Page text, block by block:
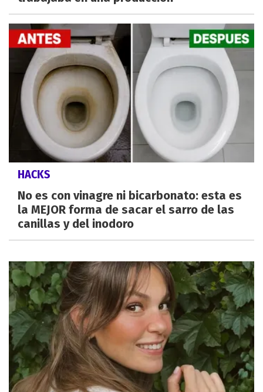
HACKS
No es con vinagre ni bicarbonato: esta es
la MEJOR forma de sacar el sarro de las
canillas y del inodoro